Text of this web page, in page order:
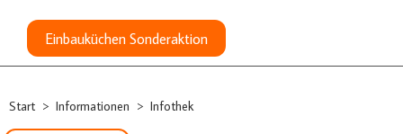
Einbauküchen Sonderaktion
Start > Informationen > Infothek